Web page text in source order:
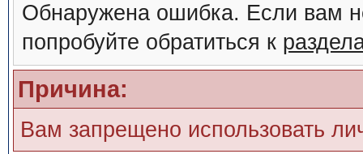
Обнаружена ошибка. Если вам
попробуйте обратиться к
Причина:
Вам запрещено использовать